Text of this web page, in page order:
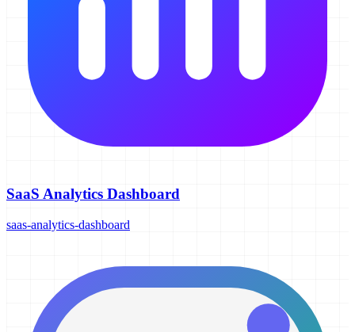
SaaS Analytics Dashboard
saas-analytics-dashboard